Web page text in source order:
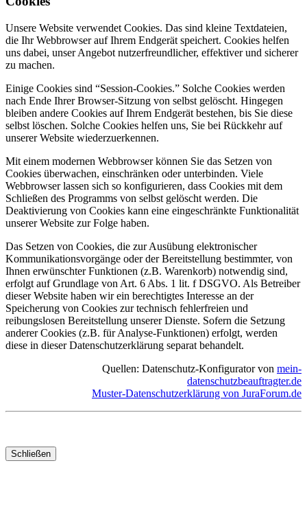
Unsere Website verwendet Cookies. Das sind kleine Textdateien,
die Ihr Webbrowser auf Ihrem Endgerät speichert. Cookies helfen
uns dabei, unser Angebot nutzerfreundlicher, effektiver und sicherer
zu machen.
Einige Cookies sind “Session-Cookies.” Solche Cookies werden
nach Ende Ihrer Browser-Sitzung von selbst gelöscht. Hingegen
bleiben andere Cookies auf Ihrem Endgerät bestehen, bis Sie diese
selbst löschen. Solche Cookies helfen uns, Sie bei Rückkehr auf
unserer Website wiederzuerkennen.
Mit einem modernen Webbrowser können Sie das Setzen von
Cookies überwachen, einschränken oder unterbinden. Viele
Webbrowser lassen sich so konfigurieren, dass Cookies mit dem
Schließen des Programms von selbst gelöscht werden. Die
Deaktivierung von Cookies kann eine eingeschränkte Funktionalität
unserer Website zur Folge haben.
Das Setzen von Cookies, die zur Ausübung elektronischer
Kommunikationsvorgänge oder der Bereitstellung bestimmter, von
Ihnen erwünschter Funktionen (z.B. Warenkorb) notwendig sind,
erfolgt auf Grundlage von Art. 6 Abs. 1 lit. f DSGVO. Als Betreiber
dieser Website haben wir ein berechtigtes Interesse an der
Speicherung von Cookies zur technisch fehlerfreien und
reibungslosen Bereitstellung unserer Dienste. Sofern die Setzung
anderer Cookies (z.B. für Analyse-Funktionen) erfolgt, werden
diese in dieser Datenschutzerklärung separat behandelt.
Quellen: Datenschutz-Konfigurator von mein-
datenschutzbeauftragter.de
Muster-Datenschutzerklärung von JuraForum.de
Schließen